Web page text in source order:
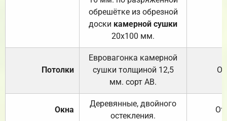
обрешётке из обрезной
доски камерной сушки
20х100 мм.
Потолки
Евровагонка камерной
сушки толщиной 12,5
мм. сорт АВ.
Окна
Деревянные, двойного
остекления.